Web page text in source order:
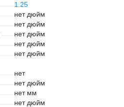
1.25
нет дюйм
нет дюйм
нет дюйм
нет дюйм
нет дюйм
нет
нет дюйм
нет мм
нет дюйм